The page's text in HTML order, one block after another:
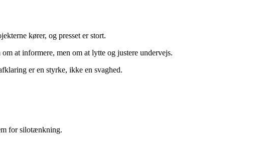
kører, og presset er stort.
at informere, men om at lytte og justere undervejs.
er en styrke, ikke en svaghed.
for silotænkning.